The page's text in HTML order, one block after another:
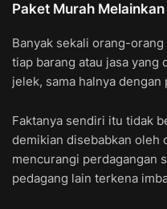
Paket Murah
Banyak sekali orang-
tiap barang atau jasa
jelek, sama halnya
Faktanya sendiri itu tidak
demikian disebabkan oleh
mencurangi perdagangan
pedagang lain terkena